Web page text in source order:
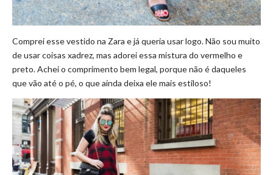
Comprei esse vestido na Zara e já queria usar logo. Não sou muito
de usar coisas xadrez, mas adorei essa mistura do vermelho e
preto. Achei o comprimento bem legal, porque não é daqueles
que vão até o pé, o que ainda deixa ele mais estiloso!